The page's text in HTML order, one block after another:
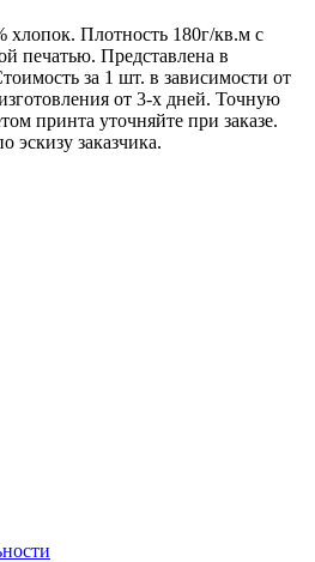
хлопок. Плотность 180г/кв.м с
печатью. Представлена в
за 1 шт. в зависимости от
от 3-х дней. Точную
принта уточняйте при заказе.
эскизу заказчика.